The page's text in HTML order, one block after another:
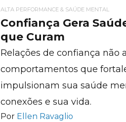
ALTA PERFORMANCE & SAÚDE MENTAL
Confiança Gera
que Curam
Relações de confiança não
comportamentos que
impulsionam sua saúde
conexões e sua vida.
Por Ellen Ravaglio